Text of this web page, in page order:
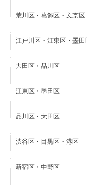
荒川区・葛飾区・文京区
江戸川区・江東区・墨田
大田区・品川区
江東区・墨田区
品川区・大田区
渋谷区・目黒区・港区
新宿区・中野区